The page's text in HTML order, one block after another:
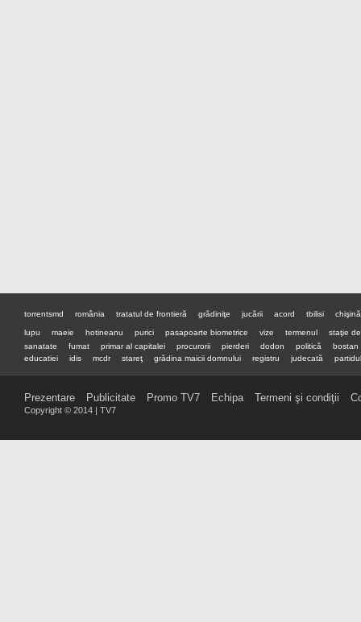
torrentsmd românia tratatul de frontieră grădiniţe jucării acord tbilisi
lupu maeie hotineanu purici pasapoarte biometrice vize termenul
staţie
sanatate
fumat primar al capitalei procurorii pierderi dodon politică
bostan
educatiei
idis mcdr stareţ grădina maicii domnului registru judecată
Prezentare Publicitate Promo TV7 Echipa Termeni şi condiţii
Copyright © 2014 | TV7